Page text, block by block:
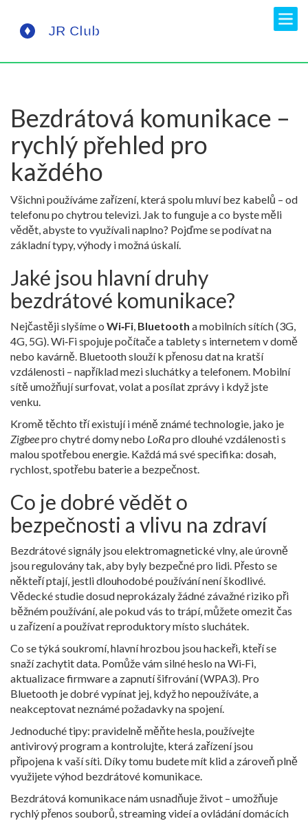
Bezdrátová komunikace –
rychlý přehled pro
každého
Všichni používáme zařízení, která spolu mluví bez kabelů – od
telefonu po chytrou televizi. Jak to funguje a co byste měli
vědět, abyste to využívali naplno? Pojďme se podívat na
základní typy, výhody i možná úskalí.
Jaké jsou hlavní druhy
bezdrátové komunikace?
Nejčastěji slyšíme o Wi‑Fi, Bluetooth a mobilních sítích (3G,
4G, 5G). Wi‑Fi spojuje počítače a tablety s internetem v domě
nebo kavárně. Bluetooth slouží k přenosu dat na kratší
vzdálenosti – například mezi sluchátky a telefonem. Mobilní
sítě umožňují surfovat, volat a posílat zprávy i když jste
venku.
Kromě těchto tří existují i méně známé technologie, jako je
Zigbeepro chytré domy nebo LoRapro dlouhé vzdálenosti s
malou spotřebou energie. Každá má své specifika: dosah,
rychlost, spotřebu baterie a bezpečnost.
Co je dobré vědět o
bezpečnosti a vlivu na zdraví
Bezdrátové signály jsou elektromagnetické vlny, ale úrovně
jsou regulovány tak, aby byly bezpečné pro lidi. Přesto se
někteří ptají, jestli dlouhodobé používání není škodlivé.
Vědecké studie dosud neprokázaly žádné závažné riziko při
běžném používání, ale pokud vás to trápí, můžete omezit čas
u zařízení a používat reproduktory místo sluchátek.
Co se týká soukromí, hlavní hrozbou jsou hackeři, kteří se
snaží zachytit data. Pomůže vám silné heslo na Wi‑Fi,
aktualizace firmware a zapnutí šifrování (WPA3). Pro
Bluetooth je dobré vypínat jej, když ho nepoužíváte, a
neakceptovat neznámé požadavky na spojení.
Jednoduché tipy: pravidelně měňte hesla, používejte
antivirový program a kontrolujte, která zařízení jsou
připojena k vaší síti. Díky tomu budete mít klid a zároveň plně
využijete výhod bezdrátové komunikace.
Bezdrátová komunikace nám usnadňuje život – umožňuje
rychlý přenos souborů, streaming videí a ovládání domácích